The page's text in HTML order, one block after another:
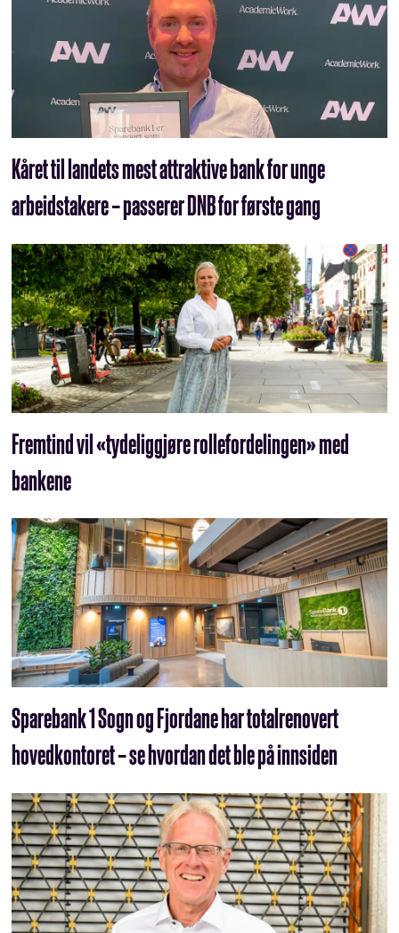
Kåret til landets mest attraktive bank for unge
arbeidstakere – passerer DNB for første gang
Fremtind vil «tydeliggjøre rollefordelingen» med
bankene
Sparebank 1 Sogn og Fjordane har totalrenovert
hovedkontoret – se hvordan det ble på innsiden